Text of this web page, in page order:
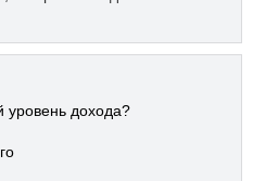
уровень дохода?